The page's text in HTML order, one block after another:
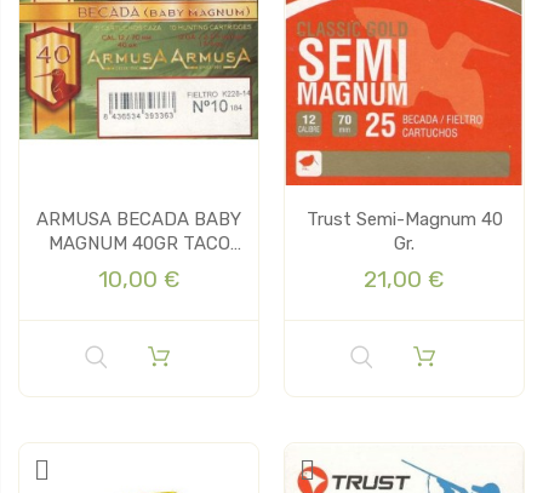
ARMUSA BECADA BABY
MAGNUM 40GR TACO
FIELTRO
10,00 €
Trust Semi-Magnum 40
Gr.
21,00 €